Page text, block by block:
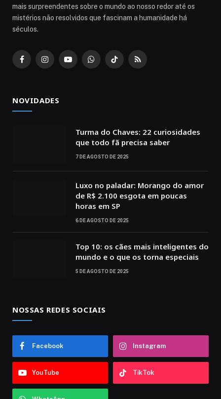
mais surpreendentes sobre o mundo ao nosso redor até os
mistérios não resolvidos que fascinam a humanidade há
séculos.
FacebookInstagramYouTubeWhatsAppTikTokRSS
NOVIDADES
Turma do Chaves: 22 curiosidades
que todo fã precisa saber
7 DE AGOSTO DE 2025
Luxo no paladar: Morango do amor
de R$ 2.100 esgota em poucas
horas em SP
6 DE AGOSTO DE 2025
Top 10: os cães mais inteligentes do
mundo e o que os torna especiais
5 DE AGOSTO DE 2025
NOSSAS REDES SOCIAIS
Facebook Instagram
YouTube TikTok